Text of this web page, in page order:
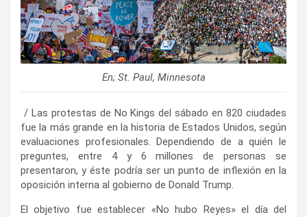
En; St. Paul, Minnesota
/ Las protestas de No Kings del sábado en 820 ciudades
fue la más grande en la historia de Estados Unidos, según
evaluaciones profesionales. Dependiendo de a quién le
preguntes, entre 4 y 6 millones de personas se
presentaron, y éste podría ser un punto de inflexión en la
oposición interna al gobierno de Donald Trump.
El objetivo fue establecer «No hubo Reyes» el día del